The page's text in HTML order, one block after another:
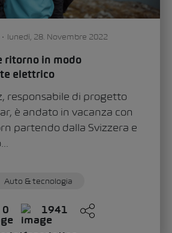
lunedì, 28. Novembre 2022
ritorno in modo
elettrico
responsabile di progetto
è andato in vacanza con
partendo dalla Svizzera e
Auto & tecnologia
0 1941